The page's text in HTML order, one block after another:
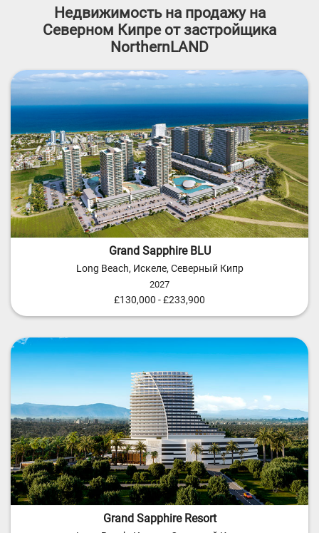
Недвижимость на продажу на
Северном Кипре от застройщика
NorthernLAND
Grand Sapphire BLU
Long Beach, Искеле, Северный Кипр
2027
£130,000 - £233,900
Grand Sapphire Resort